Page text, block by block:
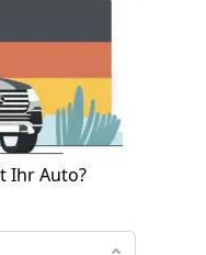
Ihr Auto?